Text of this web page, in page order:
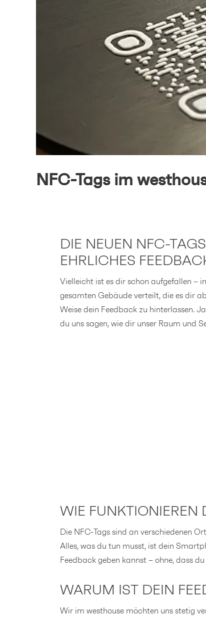
NFC-Tags im
DIE NEUEN NFC-
EHRLICHES
Vielleicht ist es dir schon aufgefallen –
gesamten Gebäude verteilt, die es dir
Weise dein Feedback zu hinterlassen.
du uns sagen, wie dir unser Raum und
WIE FUNKTIONIEREN
Die NFC-Tags sind an verschiedenen
Alles, was du tun musst, ist dein
Feedback geben kannst – ohne, dass
WARUM IST DEIN
Wir im westhouse möchten uns stetig